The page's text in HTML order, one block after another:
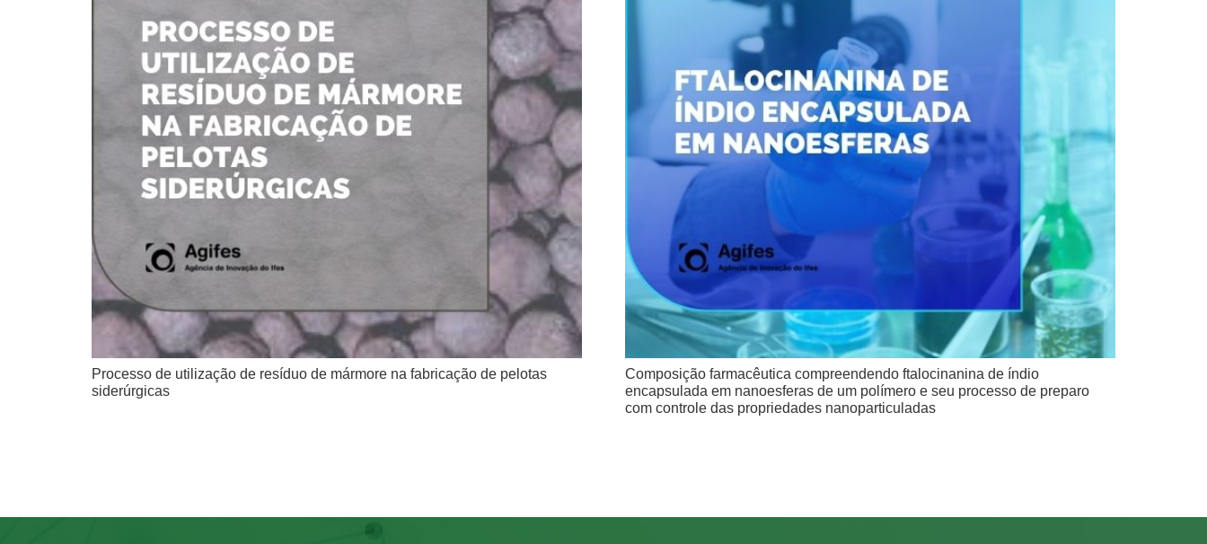
Processo de utilização de resíduo de mármore na fabricação de pelotas
siderúrgicas
Composição farmacêutica compreendendo ftalocinanina de índio
encapsulada em nanoesferas de um polímero e seu processo de preparo
com controle das propriedades nanoparticuladas